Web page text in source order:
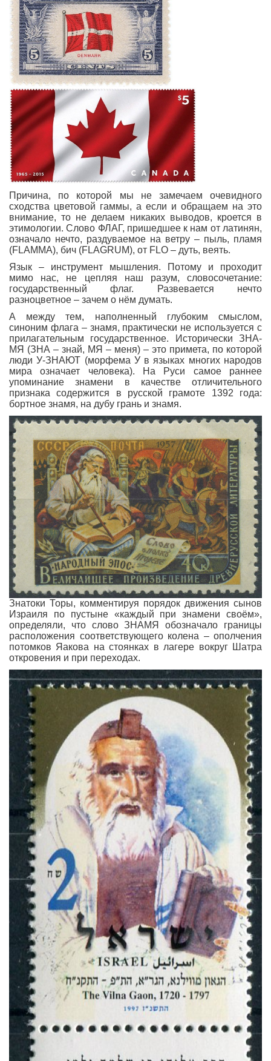
Причина, по которой мы не замечаем очевидного
сходства цветовой гаммы, а если и обращаем на это
внимание, то не делаем никаких выводов, кроется в
этимологии. Слово ФЛАГ, пришедшее к нам от латинян,
означало нечто, раздуваемое на ветру – пыль, пламя
(FLAMMA), бич (FLAGRUM), от FLO – дуть, веять.
Язык – инструмент мышления. Потому и проходит
мимо нас, не цепляя наш разум, словосочетание:
государственный флаг. Развевается нечто
разноцветное – зачем о нём думать.
А между тем, наполненный глубоким смыслом,
синоним флага – знамя, практически не используется с
прилагательным государственное. Исторически ЗНА-
МЯ (ЗНА – знай, МЯ – меня) – это примета, по которой
люди У-ЗНАЮТ (морфема У в языках многих народов
мира означает человека). На Руси самое раннее
упоминание знамени в качестве отличительного
признака содержится в русской грамоте 1392 года:
бортное знамя, на дубу грань и знамя.
Знатоки Торы, комментируя порядок движения сынов
Израиля по пустыне «каждый при знамени своём»,
определяли, что слово ЗНАМЯ обозначало границы
расположения соответствующего колена – ополчения
потомков Яакова на стоянках в лагере вокруг Шатра
откровения и при переходах.